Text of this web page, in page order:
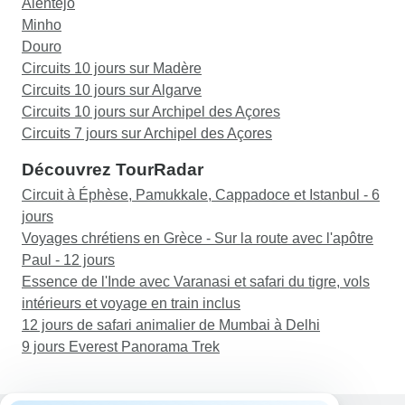
dormi. Lors de l'une des excursions d'une journée
alors que le bon d'échange et l'itinéraire
indiquaient que le déjeuner était inclus. J'ai
demandé un remboursement à Tourradar à ce
sujet. Le voyagiste était trop verbeux et trop long
via What's App. Je ne réserverais pas de voyage
par leur intermédiaire.
nouveau, ne serait-ce que pour leur rapidité de
réaction en cas de crise et l'attitude attentionnée
de leur personnel.
Alentejo
Minho
Douro
Circuits 10 jours sur Madère
Circuits 10 jours sur Algarve
Circuits 10 jours sur Archipel des Açores
Circuits 7 jours sur Archipel des Açores
Découvrez TourRadar
Circuit à Éphèse, Pamukkale, Cappadoce et Istanbul - 6
jours
Voyages chrétiens en Grèce - Sur la route avec l'apôtre
Paul - 12 jours
Essence de l'Inde avec Varanasi et safari du tigre, vols
intérieurs et voyage en train inclus
12 jours de safari animalier de Mumbai à Delhi
9 jours Everest Panorama Trek